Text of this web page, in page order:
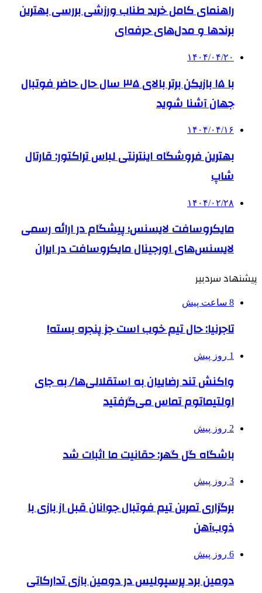
راهنمای کامل خرید طناب ورزشی بررسی بهترین
برندها و مدل‌های حرفه‌ای
۱۴۰۴/۰۴/۲۰
با ۱۵ بازیکن برتر بالای ۳۵ سال حال حاضر فوتبال
جهان آشنا شوید
۱۴۰۴/۰۴/۱۶
بهترین فروشگاه اینترنتی لباس تراکتور: قارتال
شاپ
۱۴۰۴/۰۲/۲۸
مایکروسافت لایسنس؛ پیشگام در ارائه رسمی
لایسنس‌های اورجینال مایکروسافت در ایران
پیشنهاد سردبیر
8 ساعت پیش
تاجرنیا: حال تیم خوب است جز پنجره بسته!
1 روز پیش
واکنش تند رضاییان به استقلالی‌ها/ به جای
اولتیماتوم تماس می‌گرفتید
2 روز پیش
باشگاه گل گهر: حقانیت ما اثبات شد
3 روز پیش
برگزاری تمرین تیم فوتبال جوانان قبل از بازی با
ذوب‌آهن
6 روز پیش
دومین برد پرسپولیس در دومین بازی تدارکاتی